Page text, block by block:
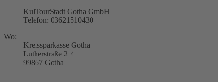
KulTourStadt Gotha GmbH
Telefon: 03621510430
Wo:
Kreissparkasse Gotha
Lutherstraße 2-4
99867 Gotha